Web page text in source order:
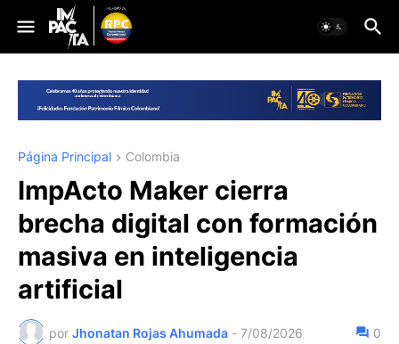
Página Principal Colombia
ImpActo Maker cierra
brecha digital con formación
masiva en inteligencia
artificial
por Jhonatan Rojas Ahumada - 7/08/2026 0